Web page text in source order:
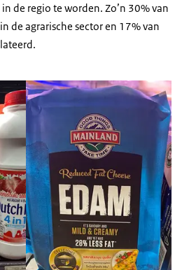
de regio te worden. Zo’n 30% van
de agrarische sector en 17% van